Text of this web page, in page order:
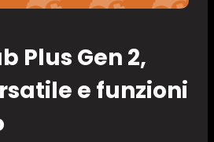
Plus Gen 2,
e funzioni